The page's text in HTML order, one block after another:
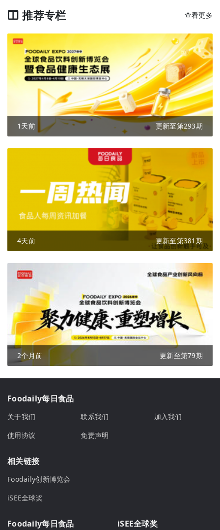
推荐专栏 查看更多
1天前 更新至第293期
4天前 更新至第381期
2个月前 更新至第79期
Foodaily每日食品
关于我们 联系我们
加入我们
使用协议
免责声明
相关链接
Foodaily创新博览会
iSEE全球奖
Foodaily每日食品 iSEE全球奖